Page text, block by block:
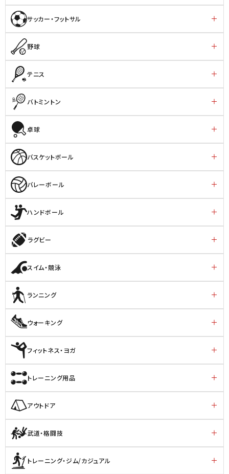
サッカー・フットサル
野球
テニス
バトミントン
卓球
バスケットボール
バレーボール
ハンドボール
ラグビー
スイム・競泳
ランニング
ウォーキング
フィットネス・ヨガ
トレーニング用品
アウトドア
武道・格闘技
トレーニング・ジム/カジュアル